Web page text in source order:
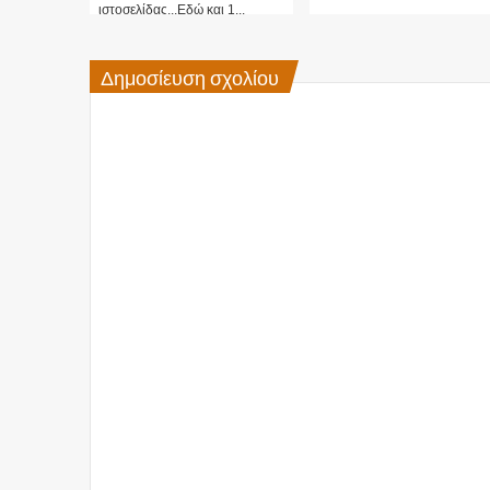
ιστοσελίδας...Εδώ και 1...
Δημοσίευση σχολίου